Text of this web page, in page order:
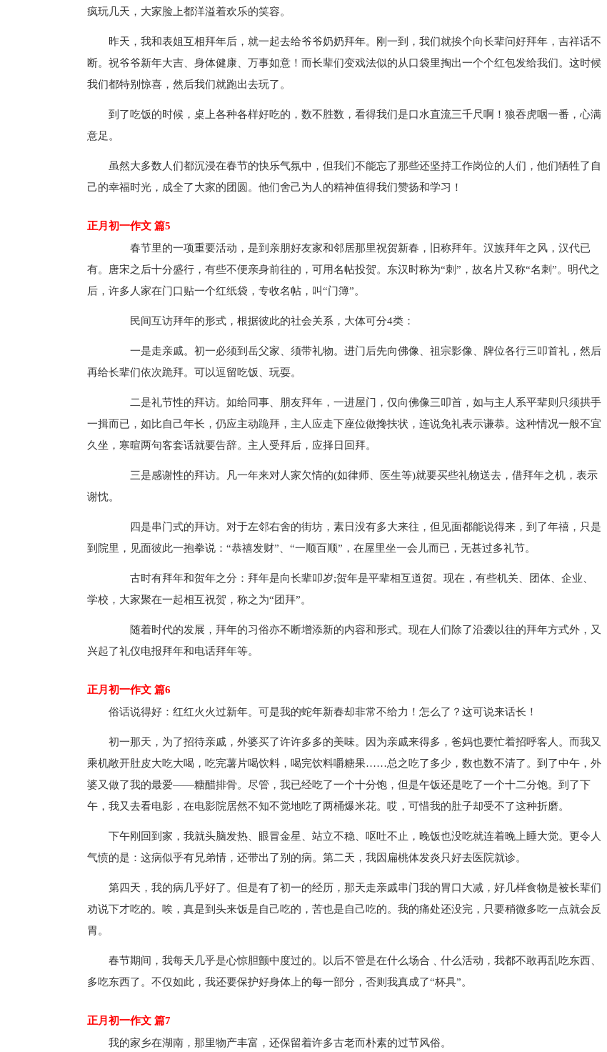
疯玩几天，大家脸上都洋溢着欢乐的笑容。
昨天，我和表姐互相拜年后，就一起去给爷爷奶奶拜年。刚一到，我们就挨个向长辈问好拜年，吉祥话不
断。祝爷爷新年大吉、身体健康、万事如意！而长辈们变戏法似的从口袋里掏出一个个红包发给我们。这时候
我们都特别惊喜，然后我们就跑出去玩了。
到了吃饭的时候，桌上各种各样好吃的，数不胜数，看得我们是口水直流三千尺啊！狼吞虎咽一番，心满
意足。
虽然大多数人们都沉浸在春节的快乐气氛中，但我们不能忘了那些还坚持工作岗位的人们，他们牺牲了自
己的幸福时光，成全了大家的团圆。他们舍己为人的精神值得我们赞扬和学习！
正月初一作文 篇5
春节里的一项重要活动，是到亲朋好友家和邻居那里祝贺新春，旧称拜年。汉族拜年之风，汉代已
有。唐宋之后十分盛行，有些不便亲身前往的，可用名帖投贺。东汉时称为“刺”，故名片又称“名刺”。明代之
后，许多人家在门口贴一个红纸袋，专收名帖，叫“门簿”。
民间互访拜年的形式，根据彼此的社会关系，大体可分4类：
一是走亲戚。初一必须到岳父家、须带礼物。进门后先向佛像、祖宗影像、牌位各行三叩首礼，然后
再给长辈们依次跪拜。可以逗留吃饭、玩耍。
二是礼节性的拜访。如给同事、朋友拜年，一进屋门，仅向佛像三叩首，如与主人系平辈则只须拱手
一揖而已，如比自己年长，仍应主动跪拜，主人应走下座位做搀扶状，连说免礼表示谦恭。这种情况一般不宜
久坐，寒暄两句客套话就要告辞。主人受拜后，应择日回拜。
三是感谢性的拜访。凡一年来对人家欠情的(如律师、医生等)就要买些礼物送去，借拜年之机，表示
谢忱。
四是串门式的拜访。对于左邻右舍的街坊，素日没有多大来往，但见面都能说得来，到了年禧，只是
到院里，见面彼此一抱拳说：“恭禧发财”、“一顺百顺”，在屋里坐一会儿而已，无甚过多礼节。
古时有拜年和贺年之分：拜年是向长辈叩岁;贺年是平辈相互道贺。现在，有些机关、团体、企业、
学校，大家聚在一起相互祝贺，称之为“团拜”。
随着时代的发展，拜年的习俗亦不断增添新的内容和形式。现在人们除了沿袭以往的拜年方式外，又
兴起了礼仪电报拜年和电话拜年等。
正月初一作文 篇6
俗话说得好：红红火火过新年。可是我的蛇年新春却非常不给力！怎么了？这可说来话长！
初一那天，为了招待亲戚，外婆买了许许多多的美味。因为亲戚来得多，爸妈也要忙着招呼客人。而我又
乘机敞开肚皮大吃大喝，吃完薯片喝饮料，喝完饮料嚼糖果……总之吃了多少，数也数不清了。到了中午，外
婆又做了我的最爱——糖醋排骨。尽管，我已经吃了一个十分饱，但是午饭还是吃了一个十二分饱。到了下
午，我又去看电影，在电影院居然不知不觉地吃了两桶爆米花。哎，可惜我的肚子却受不了这种折磨。
下午刚回到家，我就头脑发热、眼冒金星、站立不稳、呕吐不止，晚饭也没吃就连着晚上睡大觉。更令人
气愤的是：这病似乎有兄弟情，还带出了别的病。第二天，我因扁桃体发炎只好去医院就诊。
第四天，我的病几乎好了。但是有了初一的经历，那天走亲戚串门我的胃口大减，好几样食物是被长辈们
劝说下才吃的。唉，真是到头来饭是自己吃的，苦也是自己吃的。我的痛处还没完，只要稍微多吃一点就会反
胃。
春节期间，我每天几乎是心惊胆颤中度过的。以后不管是在什么场合﹑什么活动，我都不敢再乱吃东西、
多吃东西了。不仅如此，我还要保护好身体上的每一部分，否则我真成了“杯具”。
正月初一作文 篇7
我的家乡在湖南，那里物产丰富，还保留着许多古老而朴素的过节风俗。